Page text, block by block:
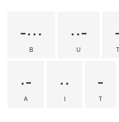
-···
B
··-
U T
·-
A
··
I
-
T